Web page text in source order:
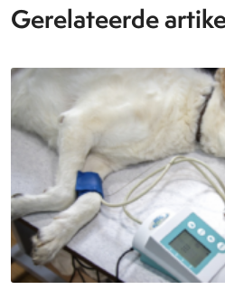
Gerelateerde